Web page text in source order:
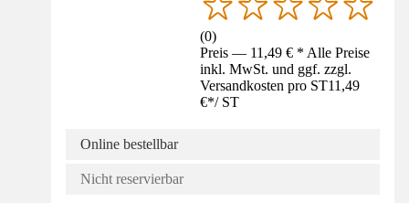
(0)
Preis — 11,49 € * Alle Preise
inkl. MwSt. und ggf. zzgl.
Versandkosten pro ST11,49
€*/ ST
Online bestellbar
Nicht reservierbar